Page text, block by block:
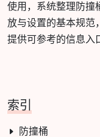
使用，系统整理防撞
放与设置的基本规范
提供可参考的信息入
索引
防撞桶